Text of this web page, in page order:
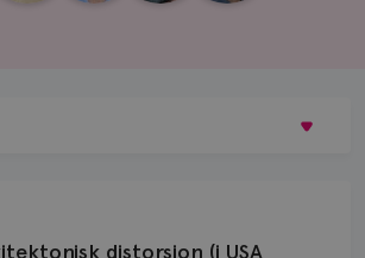
distorsion (i USA